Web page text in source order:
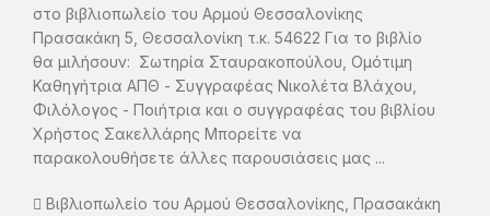
στο βιβλιοπωλείο του Αρμού Θεσσαλονίκης
Πρασακάκη 5, Θεσσαλονίκη τ.κ. 54622 Για το βιβλίο
θα μιλήσουν: Σωτηρία Σταυρακοπούλου, Ομότιμη
Καθηγήτρια ΑΠΘ - Συγγραφέας Νικολέτα Βλάχου,
Φιλόλογος - Ποιήτρια και ο συγγραφέας του βιβλίου
Χρήστος Σακελλάρης Μπορείτε να
παρακολουθήσετε άλλες παρουσιάσεις μας ...
Βιβλιοπωλείο του Αρμού Θεσσαλονίκης, Πρασακάκη